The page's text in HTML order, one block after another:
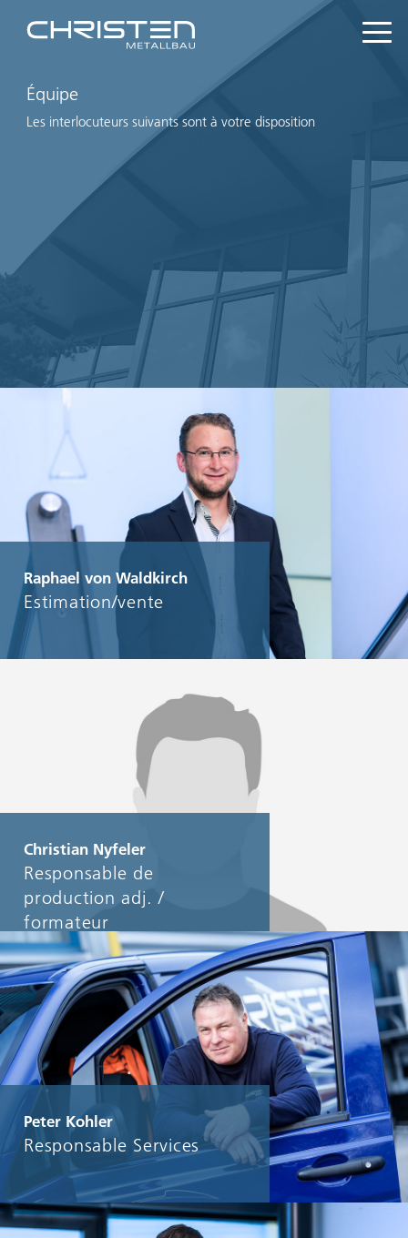
Équipe
Les interlocuteurs suivants sont à votre disposition
Raphael von Waldkirch
Estimation/vente
Christian Nyfeler
Responsable de
production adj. /
formateur
Peter Kohler
Responsable Services